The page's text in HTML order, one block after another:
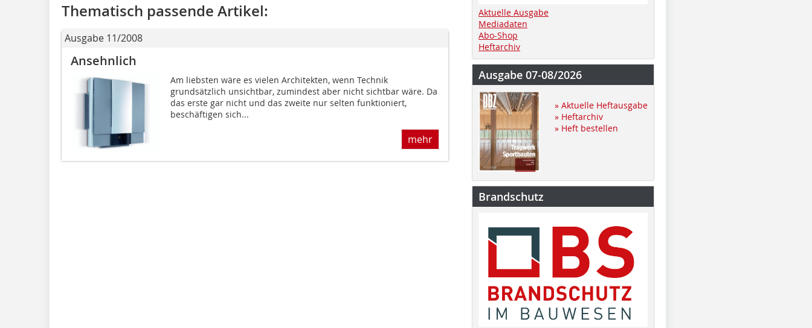
Thematisch passende Artikel:
Ausgabe 11/2008
Ansehnlich
Am liebsten wäre es vielen Architekten, wenn Technik
grundsätzlich unsichtbar, zumindest aber nicht sichtbar wäre. Da
das erste gar nicht und das zweite nur selten funktioniert,
beschäftigen sich...
mehr
Aktuelle Ausgabe
Mediadaten
Abo-Shop
Heftarchiv
Ausgabe 07-08/2026
» Aktuelle Heftausgabe
» Heftarchiv
» Heft bestellen
Brandschutz